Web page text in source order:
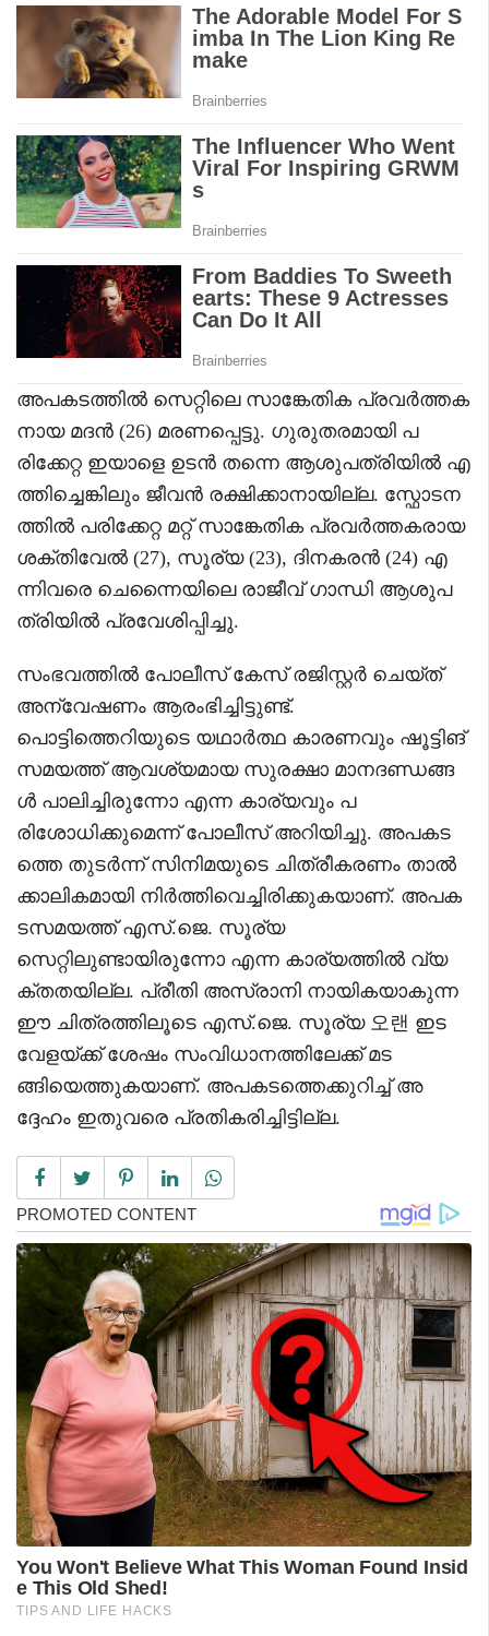
അപകടത്തിൽ സെറ്റിലെ സാങ്കേതിക പ്രവർത്തക
നായ മദൻ (26) മരണപ്പെട്ടു. ഗുരുതരമായി പ
രിക്കേറ്റ ഇയാളെ ഉടൻ തന്നെ ആശുപത്രിയിൽ എ
ത്തിച്ചെങ്കിലും ജീവൻ രക്ഷിക്കാനായില്ല. സ്ഫോടന
ത്തിൽ പരിക്കേറ്റ മറ്റ് സാങ്കേതിക പ്രവർത്തകരായ
ശക്തിവേൽ (27), സൂര്യ (23), ദിനകരൻ (24) എ
ന്നിവരെ ചെന്നൈയിലെ രാജീവ് ഗാന്ധി ആശുപ
ത്രിയിൽ പ്രവേശിപ്പിച്ചു.
സംഭവത്തിൽ പോലീസ് കേസ് രജിസ്റ്റർ ചെയ്ത്
അന്വേഷണം ആരംഭിച്ചിട്ടുണ്ട്.
പൊട്ടിത്തെറിയുടെ യഥാർത്ഥ കാരണവും ഷൂട്ടിങ്
സമയത്ത് ആവശ്യമായ സുരക്ഷാ മാനദണ്ഡങ്ങ
ൾ പാലിച്ചിരുന്നോ എന്ന കാര്യവും പ
രിശോധിക്കുമെന്ന് പോലീസ് അറിയിച്ചു. അപകട
ത്തെ തുടർന്ന് സിനിമയുടെ ചിത്രീകരണം താൽ
ക്കാലികമായി നിർത്തിവെച്ചിരിക്കുകയാണ്. അപക
ടസമയത്ത് എസ്.ജെ. സൂര്യ
സെറ്റിലുണ്ടായിരുന്നോ എന്ന കാര്യത്തിൽ വ്യ
ക്തതയില്ല. പ്രീതി അസ്രാനി നായികയാകുന്ന
ഈ ചിത്രത്തിലൂടെ എസ്.ജെ. സൂര്യ 오랜 ഇട
വേളയ്ക്ക് ശേഷം സംവിധാനത്തിലേക്ക് മട
ങ്ങിയെത്തുകയാണ്. അപകടത്തെക്കുറിച്ച് അ
ദ്ദേഹം ഇതുവരെ പ്രതികരിച്ചിട്ടില്ല.